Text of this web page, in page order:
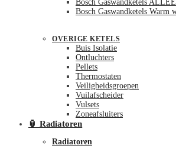
Bosch Gaswandketels
Bosch Gaswandketels Warm
OVERIGE KETELS
Buis Isolatie
Ontluchters
Pellets
Thermostaten
Veiligheidsgroepen
Vuilafscheider
Vulsets
Zoneafsluiters
🏮 Radiatoren
Radiatoren